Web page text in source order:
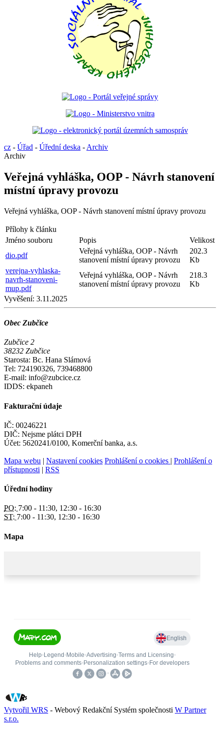
cz - Úřad - Úřední deska - Archiv
Archiv
Veřejná vyhláška, OOP - Návrh stanovení
místní úpravy provozu
Veřejná vyhláška, OOP - Návrh stanovení místní úpravy provozu
Přílohy k článku
Jméno souboru
Popis
Velikost
dio.pdf
Veřejná vyhláška, OOP - Návrh
stanovení místní úpravy provozu
202.3
Kb
verejna-vyhlaska-
navrh-stanoveni-
mup.pdf
Veřejná vyhláška, OOP - Návrh
stanovení místní úpravy provozu
218.3
Kb
Vyvěšení: 3.11.2025
Obec Zubčice
Zubčice 2
38232 Zubčice
Starosta: Bc. Hana Slámová
Tel: 724190326, 739468800
E-mail: info@zubcice.cz
IDDS: ekpaneh
Fakturační údaje
IČ: 00246221
DIČ: Nejsme plátci DPH
Účet: 5620241/0100, Komerční banka, a.s.
Mapa webu | Nastavení cookies Prohlášení o cookies | Prohlášení o
přístupnosti | RSS
Úřední hodiny
PO: 7:00 - 11:30, 12:30 - 16:30
ST: 7:00 - 11:30, 12:30 - 16:30
Mapa
Vytvořil WRS - Webový Redakční Systém společnosti W Partner
s.r.o.